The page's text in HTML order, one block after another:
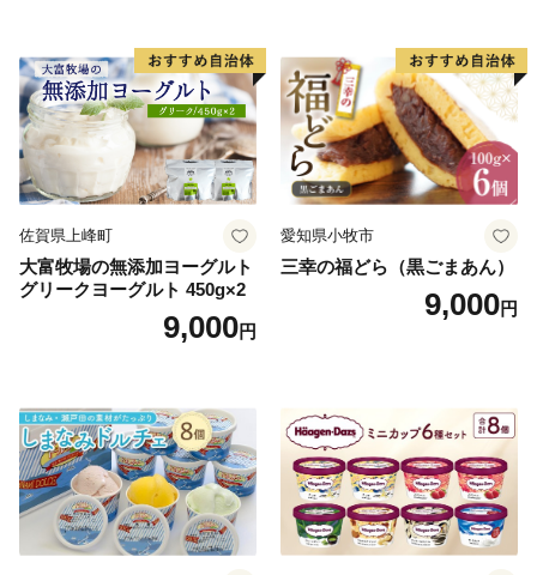
子 菓子 F4N-2298
佐賀県上峰町
大富牧場の無添加ヨーグルト
グリークヨーグルト 450g×2
9,000円
愛知県小牧市
三幸の福どら（黒ごまあん）
9,000円